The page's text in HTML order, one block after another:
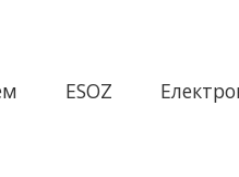
ESOZ